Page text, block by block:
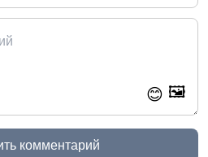
😊 🖼️
комментарий